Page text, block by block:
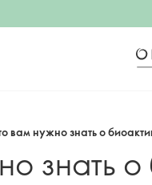
вам нужно знать о
знать